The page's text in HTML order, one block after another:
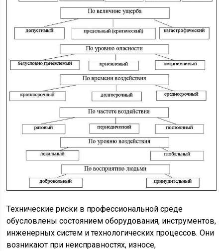
Технические риски в профессиональной среде
обусловлены состоянием оборудования, инструментов,
инженерных систем и технологических процессов. Они
возникают при неисправностях, износе,